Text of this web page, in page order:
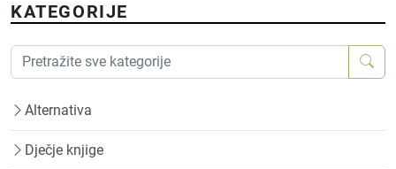
KATEGORIJE
Alternativa
Dječje knjige